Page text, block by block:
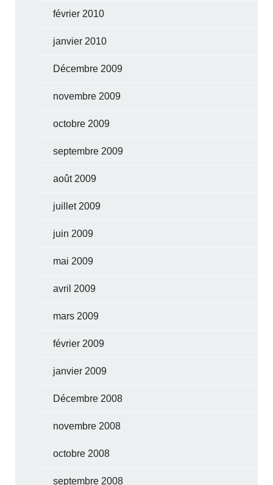
février 2010
janvier 2010
Décembre 2009
novembre 2009
octobre 2009
septembre 2009
août 2009
juillet 2009
juin 2009
mai 2009
avril 2009
mars 2009
février 2009
janvier 2009
Décembre 2008
novembre 2008
octobre 2008
septembre 2008